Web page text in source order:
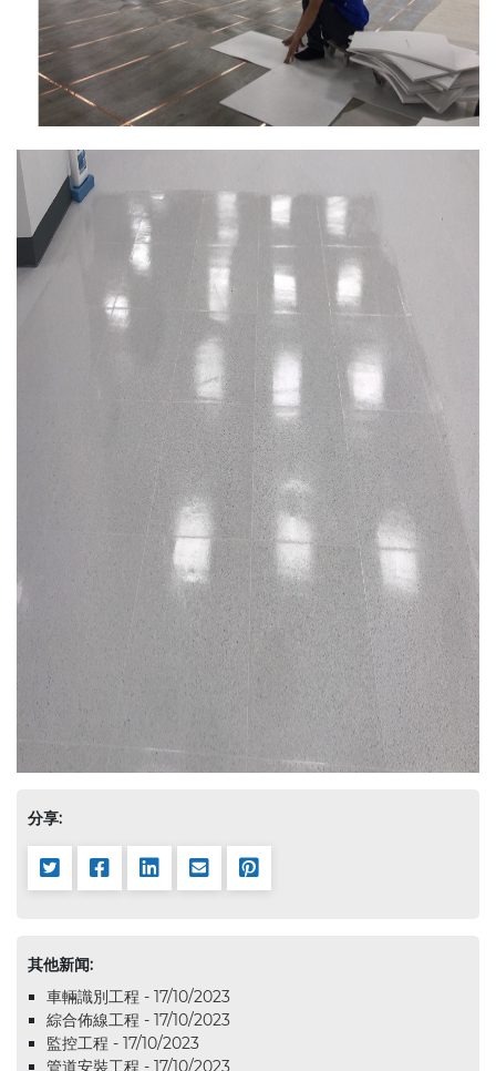
分享:
其他新闻:
車輛識別工程 - 17/10/2023
綜合佈線工程 - 17/10/2023
監控工程 - 17/10/2023
管道安裝工程 - 17/10/2023